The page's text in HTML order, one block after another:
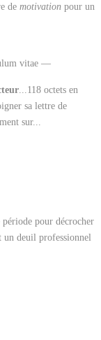
de motivationpour un
...118 octets en
sa lettre de
sur...
pour décrocher
deuil professionnel